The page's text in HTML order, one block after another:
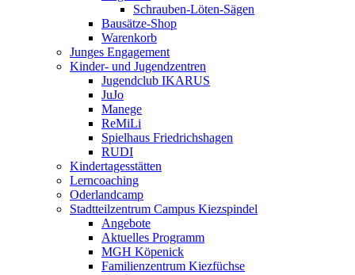
Schrauben-Löten-Sägen
Bausätze-Shop
Warenkorb
Junges Engagement
Kinder- und Jugendzentren
Jugendclub IKARUS
JuJo
Manege
ReMiLi
Spielhaus Friedrichshagen
RUDI
Kindertagesstätten
Lerncoaching
Oderlandcamp
Stadtteilzentrum Campus Kiezspindel
Angebote
Aktuelles Programm
MGH Köpenick
Familienzentrum Kiezfüchse